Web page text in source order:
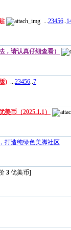
23456
请认真仔细查看）
) 23456 7
币（2025.1.1）
打造纯绿色美脚社区
3 优美币]